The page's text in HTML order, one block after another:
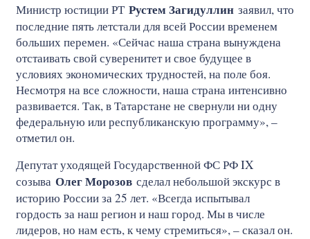
Министр юстиции РТ Рустем Загидуллин заявил, что
последние пять летстали для всей России временем
больших перемен. «Сейчас наша страна вынуждена
отстаивать свой суверенитет и свое будущее в
условиях экономических трудностей, на поле боя.
Несмотря на все сложности, наша страна интенсивно
развивается. Так, в Татарстане не свернули ни одну
федеральную или республиканскую программу», –
отметил он.
Депутат уходящей Государственной ФС РФ IX
созыва Олег Морозов сделал небольшой экскурс в
историю России за 25 лет. «Всегда испытывал
гордость за наш регион и наш город. Мы в числе
лидеров, но нам есть, к чему стремиться», – сказал он.